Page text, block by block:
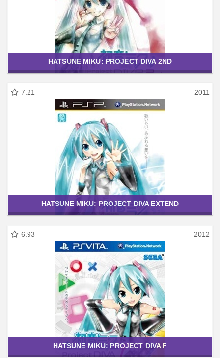
HATSUNE MIKU: PROJECT DIVA 2ND
7.21 2011
HATSUNE MIKU: PROJECT DIVA EXTEND
6.93 2012
HATSUNE MIKU: PROJECT DIVA F